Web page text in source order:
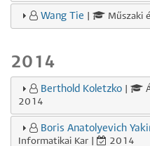
Wang Tie Műszaki
2014
Berthold Koletzko
2014
Boris Anatolyevich
Informatikai Kar |
2014